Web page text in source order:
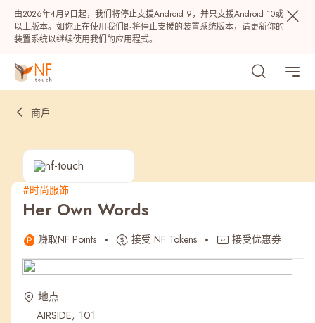
由2026年4月9日起，我们将停止支援Android 9，并只支援Android 10或
以上版本。如你正在使用我们即将停止支援的装置系统版本，请更新你的
装置系统以继续使用我们的应用程式。
热门
最近搜寻纪录
商戶
#时尚服饰
Her Own Words
赚取NF Points 接受 NF Tokens 接受优惠券
地点
AIRSIDE, 101